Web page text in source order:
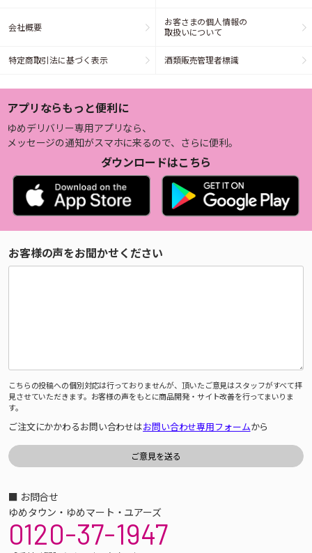
会社概要
お客さまの個人情報の
取扱いについて
特定商取引法に基づく表示 酒類販売管理者標識
アプリならもっと便利に
ゆめデリバリー専用アプリなら、
メッセージの通知がスマホに来るので、さらに便利。
ダウンロードはこちら
お客様の声をお聞かせください
こちらの投稿への個別対応は行っておりませんが、頂いたご意見はスタッフがすべて拝
見させていただきます。お客様の声をもとに商品開発・サイト改善を行ってまいりま
す。
ご注文にかかわるお問い合わせはお問い合わせ専用フォームから
■ お問合せ
ゆめタウン・ゆめマート・ユアーズ
0120-37-1947